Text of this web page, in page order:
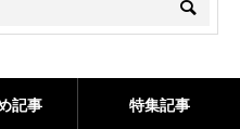
記事 特集記事